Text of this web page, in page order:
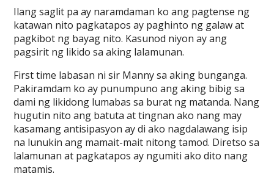
Ilang saglit pa ay naramdaman ko ang pagtense ng
katawan nito pagkatapos ay paghinto ng galaw at
pagkibot ng bayag nito. Kasunod niyon ay ang
pagsirit ng likido sa aking lalamunan.
First time labasan ni sir Manny sa aking bunganga.
Pakiramdam ko ay punumpuno ang aking bibig sa
dami ng likidong lumabas sa burat ng matanda. Nang
hugutin nito ang batuta at tingnan ako nang may
kasamang antisipasyon ay di ako nagdalawang isip
na lunukin ang mamait-mait nitong tamod. Diretso sa
lalamunan at pagkatapos ay ngumiti ako dito nang
matamis.